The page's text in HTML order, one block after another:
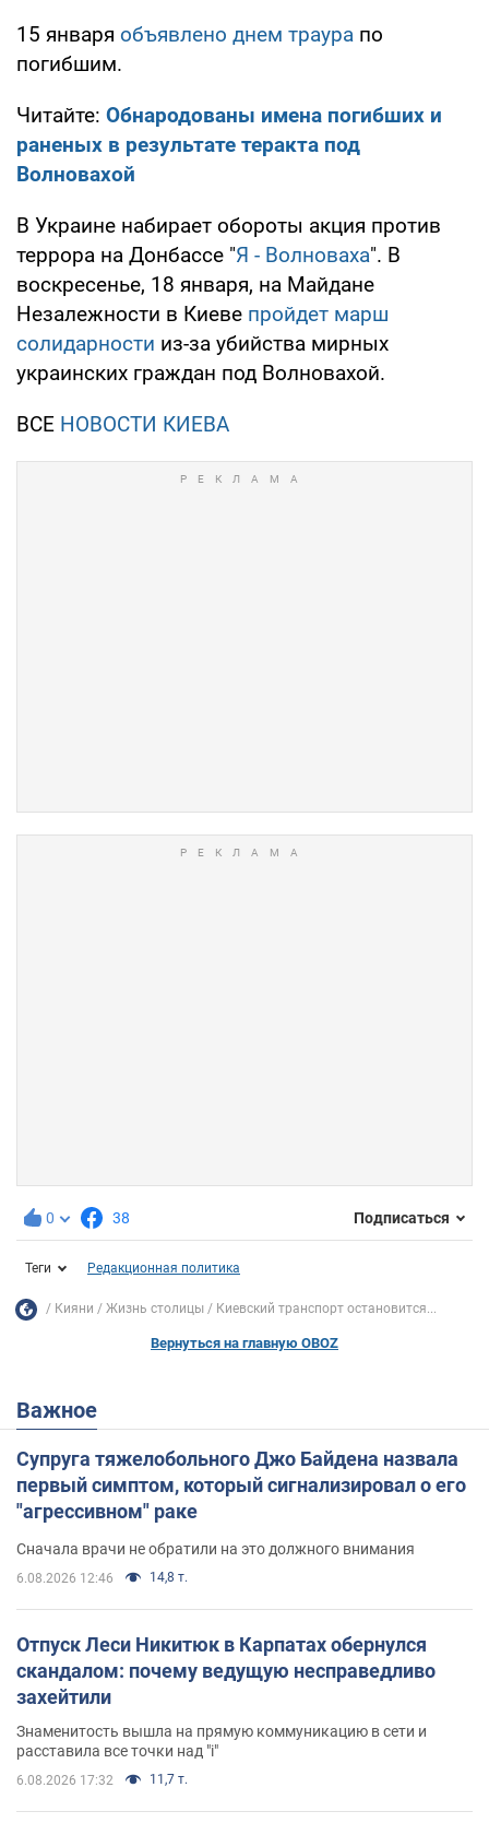
15 января объявлено днем траура по
погибшим.
Читайте: Обнародованы имена погибших и
раненых в результате теракта под
Волновахой
В Украине набирает обороты акция против
террора на Донбассе "Я - Волноваха". В
воскресенье, 18 января, на Майдане
Незалежности в Киеве пройдет марш
солидарности из-за убийства мирных
украинских граждан под Волновахой.
ВСЕ НОВОСТИ КИЕВА
0 38 Подписаться
Теги Редакционная политика
Кияни Жизнь столицы Киевский транспорт остановится...
Вернуться на главную OBOZ
Важное
Супруга тяжелобольного Джо Байдена назвала
первый симптом, который сигнализировал о его
"агрессивном" раке
Сначала врачи не обратили на это должного внимания
6.08.2026 12:46 14,8 т.
Отпуск Леси Никитюк в Карпатах обернулся
скандалом: почему ведущую несправедливо
захейтили
Знаменитость вышла на прямую коммуникацию в сети и
расставила все точки над "i"
6.08.2026 17:32 11,7 т.